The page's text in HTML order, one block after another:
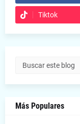
Tiktok
Más Populares